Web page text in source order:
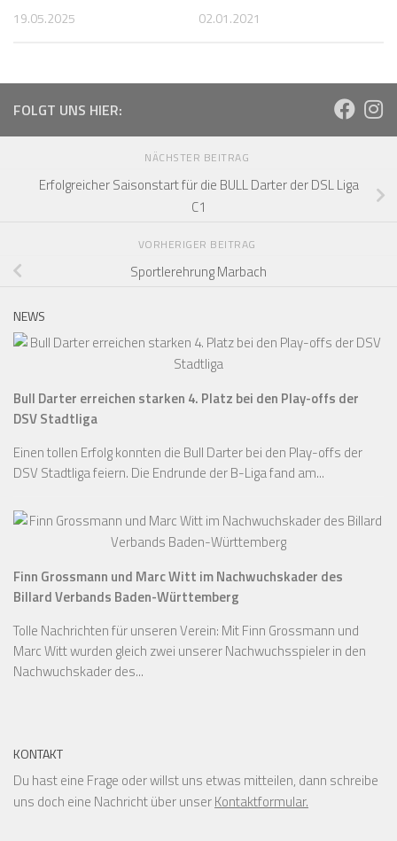
19.05.2025 02.01.2021
FOLGT UNS HIER:
NÄCHSTER BEITRAG
Erfolgreicher Saisonstart für die BULL Darter der DSL Liga
C1
VORHERIGER BEITRAG
Sportlerehrung Marbach
NEWS
Bull Darter erreichen starken 4. Platz bei den Play-offs der
DSV Stadtliga
Einen tollen Erfolg konnten die Bull Darter bei den Play-offs der
DSV Stadtliga feiern. Die Endrunde der B-Liga fand am...
Finn Grossmann und Marc Witt im Nachwuchskader des
Billard Verbands Baden-Württemberg
Tolle Nachrichten für unseren Verein: Mit Finn Grossmann und
Marc Witt wurden gleich zwei unserer Nachwuchsspieler in den
Nachwuchskader des...
KONTAKT
Du hast eine Frage oder willst uns etwas mitteilen, dann schreibe
uns doch eine Nachricht über unserKontaktformular.